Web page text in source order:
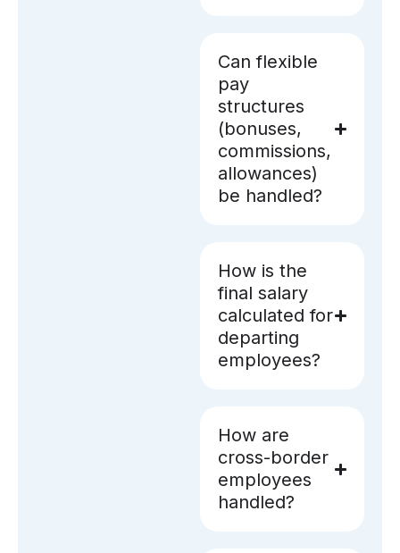
Can flexible
pay
structures
(bonuses,
commissions,
allowances)
be handled?
How is the
final salary
calculated for
departing
employees?
How are
cross-border
employees
handled?